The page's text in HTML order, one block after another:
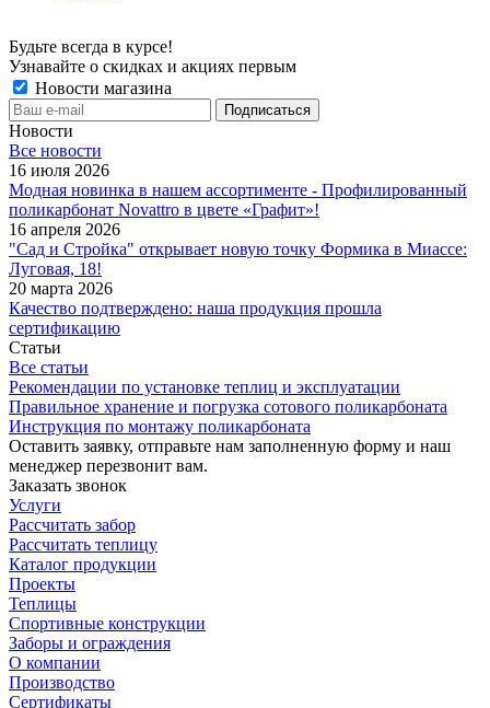
Будьте всегда в курсе!
Узнавайте о скидках и акциях первым
Новости магазина
Новости
Все новости
16 июля 2026
Модная новинка в нашем ассортименте - Профилированный
поликарбонат Novattro в цвете «Графит»!
16 апреля 2026
"Сад и Стройка" открывает новую точку Формика в Миассе:
Луговая, 18!
20 марта 2026
Качество подтверждено: наша продукция прошла
сертификацию
Статьи
Все статьи
Рекомендации по установке теплиц и эксплуатации
Правильное хранение и погрузка сотового поликарбоната
Инструкция по монтажу поликарбоната
Оставить заявку, отправьте нам заполненную форму и наш
менеджер перезвонит вам.
Заказать звонок
Услуги
Рассчитать забор
Рассчитать теплицу
Каталог продукции
Проекты
Теплицы
Спортивные конструкции
Заборы и ограждения
О компании
Производство
Сертификаты